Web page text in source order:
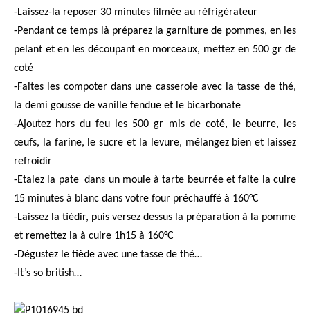
-Laissez-la reposer 30 minutes filmée au réfrigérateur
-Pendant ce temps là préparez la garniture de pommes, en les
pelant et en les découpant en morceaux, mettez en 500 gr de
coté
-Faites les compoter dans une casserole avec la tasse de thé,
la demi gousse de vanille fendue et le bicarbonate
-Ajoutez hors du feu les 500 gr mis de coté, le beurre, les
œufs, la farine, le sucre et la levure, mélangez bien et laissez
refroidir
-Etalez la pate dans un moule à tarte beurrée et faite la cuire
15 minutes à blanc dans votre four préchauffé à 160°C
-Laissez la tiédir, puis versez dessus la préparation à la pomme
et remettez la à cuire 1h15 à 160°C
-Dégustez le tiède avec une tasse de thé…
-It’s so british…